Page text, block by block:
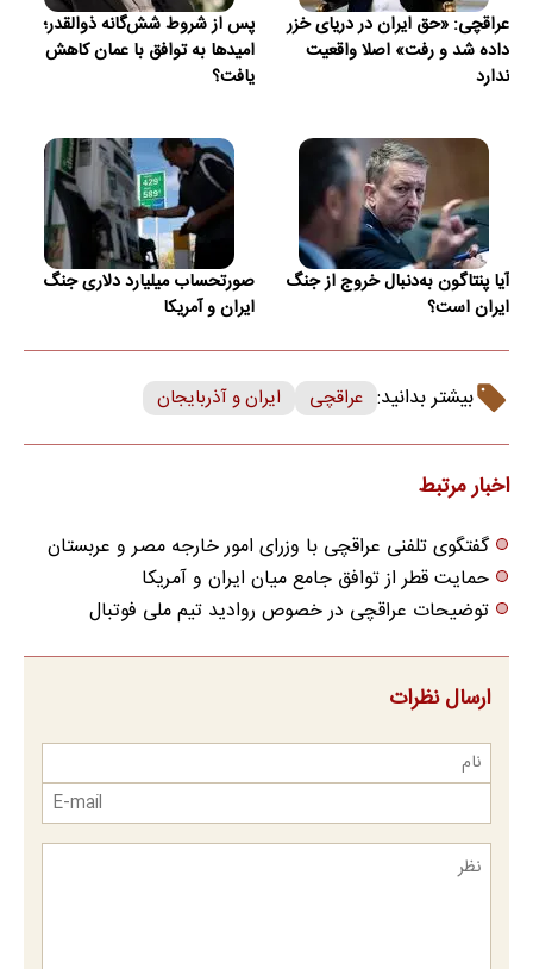
عراقچی: «حق ایران در دریای خزر
داده شد و رفت» اصلا واقعیت
ندارد
پس از شروط شش‌گانه ذوالقدر؛
امیدها به توافق با عمان کاهش
یافت؟
آیا پنتاگون به‌دنبال خروج از جنگ
ایران است؟
صورتحساب میلیارد دلاری جنگ
ایران و آمریکا
بیشتر بدانید: عراقچی ایران و آذربایجان
اخبار مرتبط
گفتگوی تلفنی عراقچی با وزرای امور خارجه مصر و عربستان
حمایت قطر از توافق جامع میان ایران و آمریکا
توضیحات عراقچی در خصوص روادید تیم ملی فوتبال
ارسال نظرات